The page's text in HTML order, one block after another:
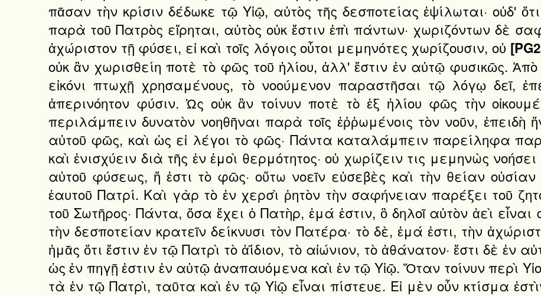
πᾶσαν τὴν κρίσιν δέδωκε τῷ Υἱῷ, αὐτὸς τῆς δεσποτείας ἐψίλωται· οὐδ'
παρὰ τοῦ Πατρὸς εἴρηται, αὐτὸς οὐκ ἔστιν ἐπὶ πάντων· χωριζόντων δὲ
ἀχώριστον τῇ φύσει, εἰ καὶ τοῖς λόγοις οὗτοι μεμηνότες χωρίζουσιν, οὐ
οὐκ ἂν χωρισθείη ποτὲ τὸ φῶς τοῦ ἡλίου, ἀλλ' ἔστιν ἐν αὐτῷ φυσικῶς.
εἰκόνι πτωχῇ χρησαμένους, τὸ νοούμενον παραστῆσαι τῷ λόγῳ δεῖ,
ἀπερινόητον φύσιν. Ὡς οὐκ ἂν τοίνυν ποτὲ τὸ ἐξ ἡλίου φῶς τὴν
περιλάμπειν δυνατὸν νοηθῆναι παρὰ τοῖς ἐῤῥωμένοις τὸν νοῦν, ἐπειδὴ
αὐτοῦ φῶς, καὶ ὡς εἰ λέγοι τὸ φῶς· Πάντα καταλάμπειν παρείληφα
καὶ ἐνισχύειν διὰ τῆς ἐν ἐμοὶ θερμότητος· οὐ χωρίζειν τις μεμηνὼς
αὐτοῦ φύσεως, ἥ ἐστι τὸ φῶς· οὕτω νοεῖν εὐσεβὲς καὶ τὴν θείαν
ἑαυτοῦ Πατρί. Καὶ γὰρ τὸ ἐν χερσὶ ῥητὸν τὴν σαφήνειαν παρέξει τοῦ
τοῦ Σωτῆρος· Πάντα, ὅσα ἔχει ὁ Πατὴρ, ἐμά ἐστιν, ὃ δηλοῖ αὐτὸν ἀεὶ
τὴν δεσποτείαν κρατεῖν δείκνυσι τὸν Πατέρα· τὸ δὲ, ἐμά ἐστι, τὴν
ἡμᾶς ὅτι ἔστιν ἐν τῷ Πατρὶ τὸ ἀΐδιον, τὸ αἰώνιον, τὸ ἀθάνατον· ἔστι δὲ ἐν
ὡς ἐν πηγῇ ἐστιν ἐν αὐτῷ ἀναπαυόμενα καὶ ἐν τῷ Υἱῷ. Ὅταν τοίνυν περὶ
τὰ ἐν τῷ Πατρὶ, ταῦτα καὶ ἐν τῷ Υἱῷ εἶναι πίστευε. Εἰ μὲν οὖν κτίσμα